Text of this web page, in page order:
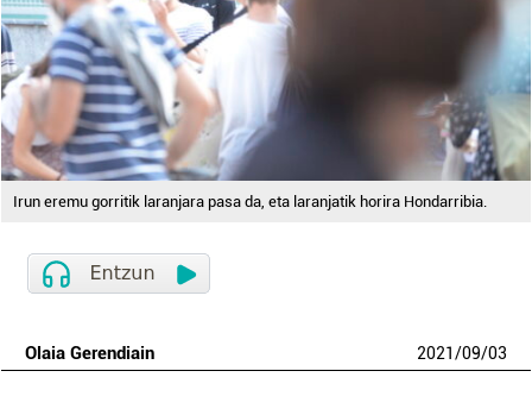
Irun eremu gorritik laranjara pasa da, eta laranjatik horira Hondarribia.
Olaia Gerendiain 2021/09/03